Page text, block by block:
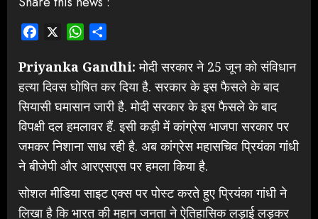
Facebook WhatsApp
Priyanka Gandhi:मोदी सरकार ने 25 जून को संविधान
हत्या दिवस घोषित कर दिया है. सरकार के इस फैसले के बाद
सियासी घमासान जारी है. मोदी सरकार के इस फैसले के बाद
विपक्षी दल हमलावर हैं. इसी कड़ी में कांग्रेस भाजपा सरकार पर
जमकर निशाना साध रही है. अब कांग्रेस महासचिव प्रियंका गांधी
ने बीजेपी और आरएसएस पर हमला किया है.
सोशल मीडिया साइट एक्स पर पोस्ट करते हुए प्रियंका गांधी ने
लिखा है कि भारत की महान जनता ने ऐतिहासिक लड़ाई लड़कर